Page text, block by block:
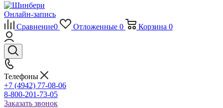
Онлайн-запись
Сравнение0 Отложенные 0 Корзина 0
Телефоны
+7 (4942) 77-08-06
8-800-201-73-05
Заказать звонок